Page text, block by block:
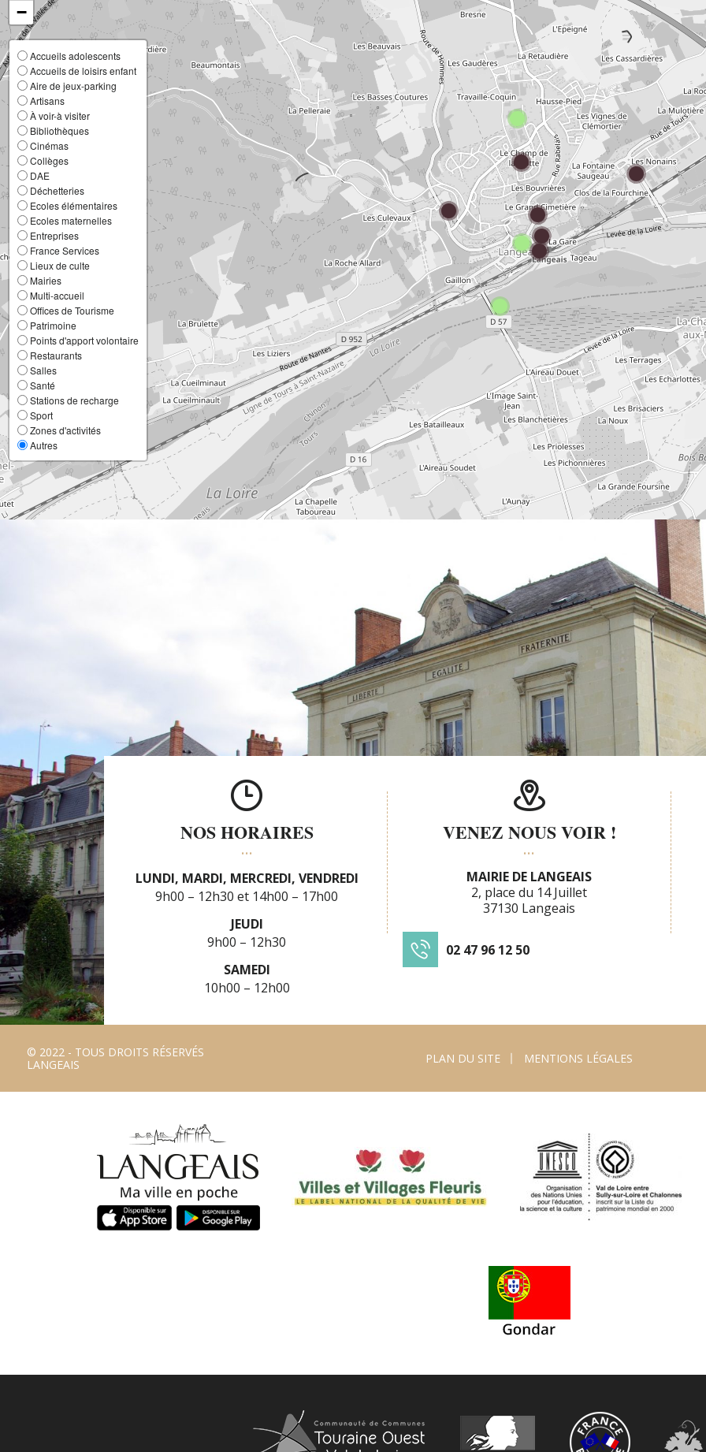
−
Accueils adolescents
Accueils de loisirs enfant
Aire de jeux-parking
Artisans
À voir-à visiter
Bibliothèques
Cinémas
Collèges
DAE
Déchetteries
Ecoles élémentaires
Ecoles maternelles
Entreprises
France Services
Lieux de culte
Mairies
Multi-accueil
Offices de Tourisme
Patrimoine
Points d'apport volontaire
Restaurants
Salles
Santé
Stations de recharge
Sport
Zones d'activités
Autres
NOS HORAIRES
LUNDI, MARDI, MERCREDI, VENDREDI
9h00 – 12h30
14h00 – 17h00
JEUDI
9h00 – 12h30
SAMEDI
10h00 – 12h00
VENEZ NOUS VOIR !
MAIRIE DE LANGEAIS
2, place du 14 Juillet
37130 Langeais
02 47 96 12 50
© 2022 - TOUS DROITS RÉSERVÉS
LANGEAIS
PLAN DU SITE MENTIONS LÉGALES